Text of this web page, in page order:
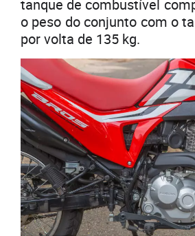
tanque de combustível
o peso do conjunto com o
por volta de 135 kg.